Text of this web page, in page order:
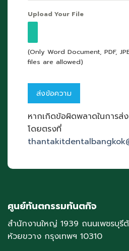
Upload Your File
(Only Word Document, PDF,
files are allowed)
หากเกิดข้อผิดพลาดในการส่
โดยตรงที่
ศูนย์ทันตกรรมทันตกิจ
สำนักงานใหญ่ 1939 ถนนเพชรบุรี
ห้วยขวาง กรุงเทพฯ 10310